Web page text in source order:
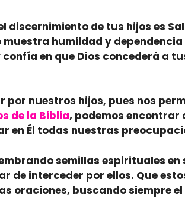
discernimiento de tus hijos es
humildad y
en que Dios concederá a
nuestros hijos, pues nos
de la Biblia, podemos
en Él todas nuestras
semillas espirituales
de interceder por ellos. Que
oraciones, buscando siempre